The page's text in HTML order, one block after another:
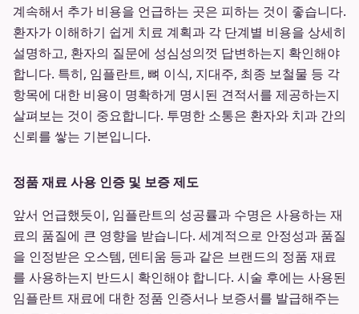
계속해서 추가 비용을 언급하는 곳은 피하는 것이 좋습니다.
환자가 이해하기 쉽게 치료 계획과 각 단계별 비용을 상세히
설명하고, 환자의 질문에 성심성의껏 답변하는지 확인해야
합니다. 특히, 임플란트, 뼈 이식, 지대주, 최종 보철물 등 각
항목에 대한 비용이 명확하게 명시된 견적서를 제공하는지
살펴보는 것이 중요합니다. 투명한 소통은 환자와 치과 간의
신뢰를 쌓는 기본입니다.
정품 재료 사용 인증 및 보증 제도
앞서 언급했듯이, 임플란트의 성공률과 수명은 사용하는 재
료의 품질에 큰 영향을 받습니다. 세계적으로 안정성과 품질
을 인정받은 오스템, 덴티움 등과 같은 브랜드의 정품 재료
를 사용하는지 반드시 확인해야 합니다. 시술 후에는 사용된
임플란트 재료에 대한 정품 인증서나 보증서를 발급해주는